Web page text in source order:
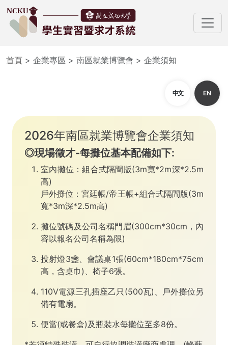
首頁 > 企業專區 > 南區就業博覽會 > 企業須知
中文 EN
2026年南區就業博覽會企業須知
◎現場徵才-每攤位基本配備如下:
室內攤位：組合式隔間版(3m寬*2m深*2.5m
高)
戶外攤位：宮廷帳/帝王帳+組合式隔間版(3m
寬*3m深*2.5m高)
攤位號碼及公司名稱門眉(300cm*30cm，內
容以報名公司名稱為限)
投射燈3盞、會議桌1張(60cm*180cm*75cm
高，含桌巾)、椅子6張。
110V電源三孔插座乙只(500瓦)、戶外攤位另
備有電扇。
便當(或餐盒)及瓶裝水每攤位至多8份。